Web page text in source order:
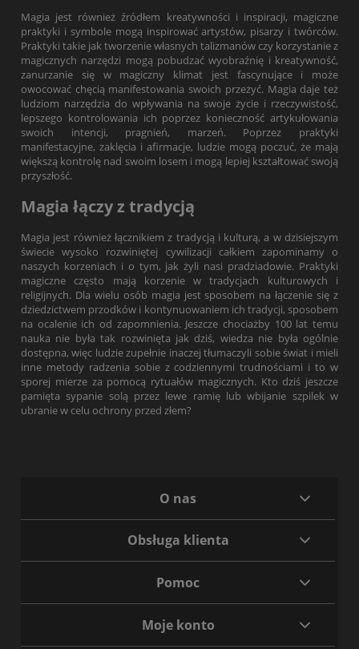
Magia jest również źródłem kreatywności i inspiracji, magiczne
praktyki i symbole mogą inspirować artystów, pisarzy i twórców.
Praktyki takie jak tworzenie własnych talizmanów czy korzystanie z
magicznych narzędzi mogą pobudzać wyobraźnię i kreatywność,
zanurzanie się w magiczny klimat jest fascynujące i może
owocować chęcią manifestowania swoich przeżyć. Magia daje też
ludziom narzędzia do wpływania na swoje życie i rzeczywistość,
lepszego kontrolowania ich poprzez konieczność artykułowania
swoich intencji, pragnień, marzeń. Poprzez praktyki
manifestacyjne, zaklęcia i afirmacje, ludzie mogą poczuć, że mają
większą kontrolę nad swoim losem i mogą lepiej kształtować swoją
przyszłość.
Magia łączy z tradycją
Magia jest również łącznikiem z tradycją i kulturą, a w dzisiejszym
świecie wysoko rozwiniętej cywilizacji całkiem zapominamy o
naszych korzeniach i o tym, jak żyli nasi pradziadowie. Praktyki
magiczne często mają korzenie w tradycjach kulturowych i
religijnych. Dla wielu osób magia jest sposobem na łączenie się z
dziedzictwem przodków i kontynuowaniem ich tradycji, sposobem
na ocalenie ich od zapomnienia. Jeszcze chociażby 100 lat temu
nauka nie była tak rozwinięta jak dziś, wiedza nie była ogólnie
dostępna, więc ludzie zupełnie inaczej tłumaczyli sobie świat i mieli
inne metody radzenia sobie z codziennymi trudnościami i to w
sporej mierze za pomocą rytuałów magicznych. Kto dziś jeszcze
pamięta sypanie solą przez lewe ramię lub wbijanie szpilek w
ubranie w celu ochrony przed złem?
O nas
Obsługa klienta
Pomoc
Moje konto